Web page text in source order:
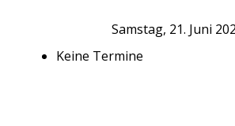
Samstag, 21. Juni
Keine Termine